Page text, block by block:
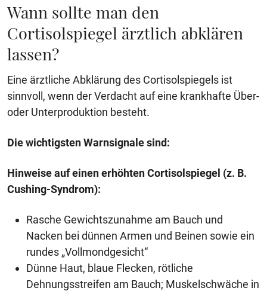
Wann sollte man den
Cortisolspiegel ärztlich abklären
lassen?
Eine ärztliche Abklärung des Cortisolspiegels ist
sinnvoll, wenn der Verdacht auf eine krankhafte Über-
oder Unterproduktion besteht.
Die wichtigsten Warnsignale sind:
Hinweise auf einen erhöhten Cortisolspiegel (z. B.
Cushing-Syndrom):
Rasche Gewichtszunahme am Bauch und
Nacken bei dünnen Armen und Beinen sowie ein
rundes „Vollmondgesicht“
Dünne Haut, blaue Flecken, rötliche
Dehnungsstreifen am Bauch; Muskelschwäche in